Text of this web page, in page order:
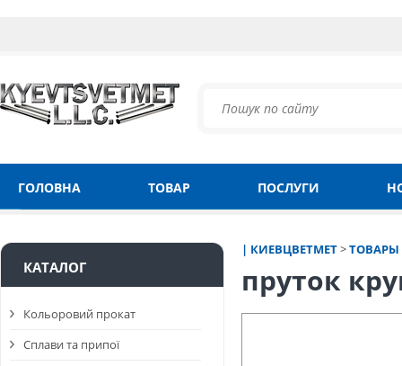
ГОЛОВНА ТОВАР ПОСЛУГИ
| КИЕВЦВЕТМЕТ>ТОВАРЫ
пруток
КАТАЛОГ
Кольоровий прокат
Сплави та припої